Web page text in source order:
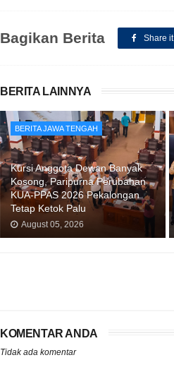
Bagikan Berita Share it
BERITA LAINNYA
BERITA JAWA TENGAH
Kursi Anggota Dewan Banyak
Kosong, Paripurna Perubahan
KUA-PPAS 2026 Pekalongan
Tetap Ketok Palu
August 05, 2026
KOMENTAR ANDA
Tidak ada komentar